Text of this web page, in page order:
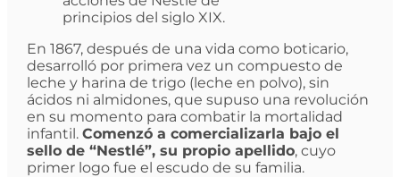
principios del siglo XIX.
En 1867, después de una vida como boticario,
desarrolló por primera vez un compuesto de
leche y harina de trigo (leche en polvo), sin
ácidos ni almidones, que supuso una revolución
en su momento para combatir la mortalidad
infantil. Comenzó a comercializarla bajo el
sello de “Nestlé”, su propio apellido, cuyo
primer logo fue el escudo de su familia.